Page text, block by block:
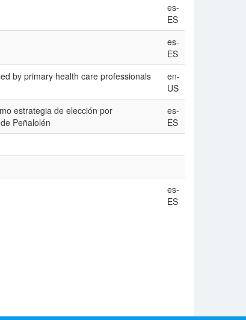
es-
ES
es-
ES
by primary health care professionals
en-
US
estrategia de elección por
Peñalolén
es-
ES
es-
ES